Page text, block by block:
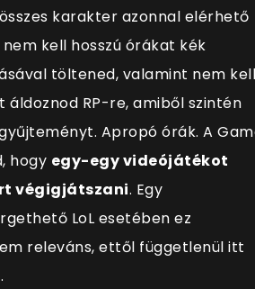
karakter azonnal elérhető
kell hosszú órákat kék
töltened, valamint nem kell
áldoznod RP-re, amiből szintén
Apropó órák. A
hogy egy-egy videójátékot
végigjátszani. Egy
LoL esetében ez
releváns, ettől függetlenül itt